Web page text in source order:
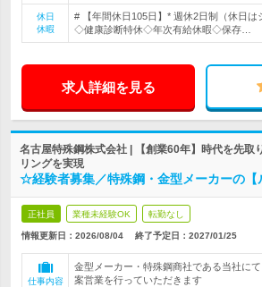
休日
休暇
# 【年間休日105日】* 週休2日制（休日
◇健康診断特休◇年次有給休暇◇保存…
求人詳細を見る
名古屋特殊鋼株式会社 | 【創業60年】時代を先取
リングを実現
☆経験者募集／特殊鋼・金型メーカーの【
正社員 業種未経験OK 転勤なし
情報更新日：2026/08/04 終了予定日： 2027/01/25
仕事内容
金型メーカー・特殊鋼商社である当社に
案営業を行っていただきます